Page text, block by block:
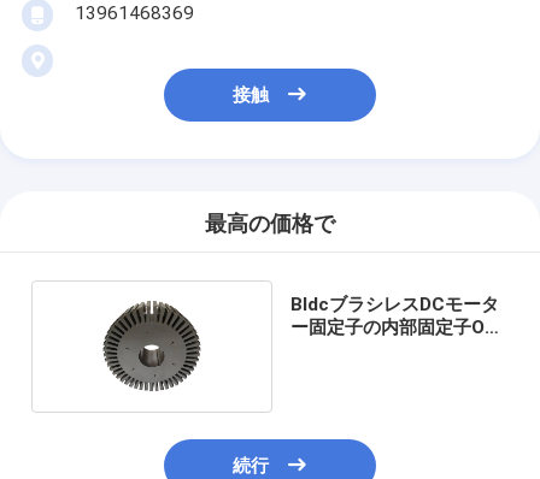
13961468369
接触
最高の価格で
BldcブラシレスDCモータ
ー固定子の内部固定子OD
続行